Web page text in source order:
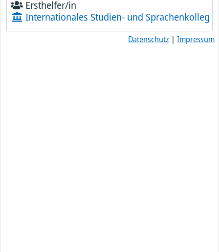
Ersthelfer/in
Internationales Studien- und Sprachenkolleg
Datenschutz | Impressum